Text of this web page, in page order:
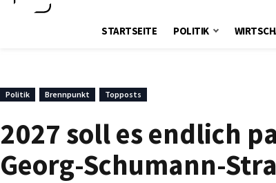
STARTSEITE POLITIK
Politik Brennpunkt Topposts
2027 soll es endlich
Georg-Schumann-